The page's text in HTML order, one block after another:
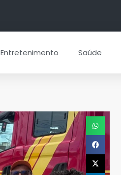
Entretenimento Saúde